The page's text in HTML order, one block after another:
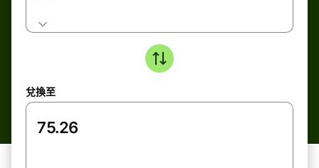
兌換至